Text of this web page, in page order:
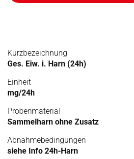
Kurzbezeichnung
Ges. Eiw. i. Harn (24h)
Einheit
mg/24h
Probenmaterial
Sammelharn ohne Zusatz
Abnahmebedingungen
siehe Info 24h-Harn